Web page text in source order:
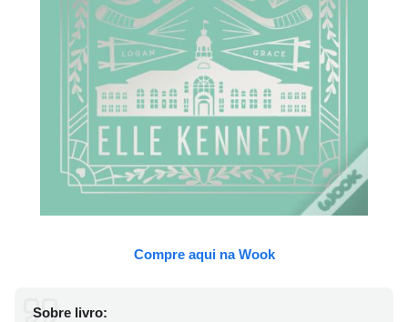
Compre aqui na Wook
Sobre livro: